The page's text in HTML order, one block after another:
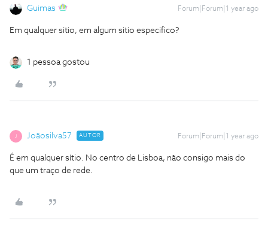
Guimas Forum|Forum|1 year ago
Em qualquer sitio, em algum sitio especifico?
1 pessoa gostou
Joãosilva57 AUTOR Forum|Forum|1 year ago
É em qualquer sítio. No centro de Lisboa, não consigo mais do
que um traço de rede.